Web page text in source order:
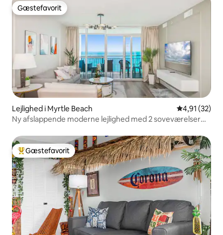
Gæstefavorit
Gæstefavorit
Lejlighed i Myrtle Beach 4,91 ud af 5
4,91 (32)
Ny afslappende moderne lejlighed med 2 soveværelser
Bedste gæstefavorit
Gæstefavorit